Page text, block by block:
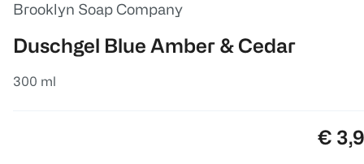
Brooklyn Soap Company
Duschgel Blue Amber & Cedar
300 ml
€